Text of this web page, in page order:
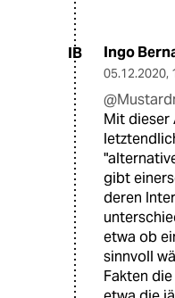
IB Ingo
05.12.2020,
Mit dieser
gibt
deren
etwa ob
sinnvoll
Fakten